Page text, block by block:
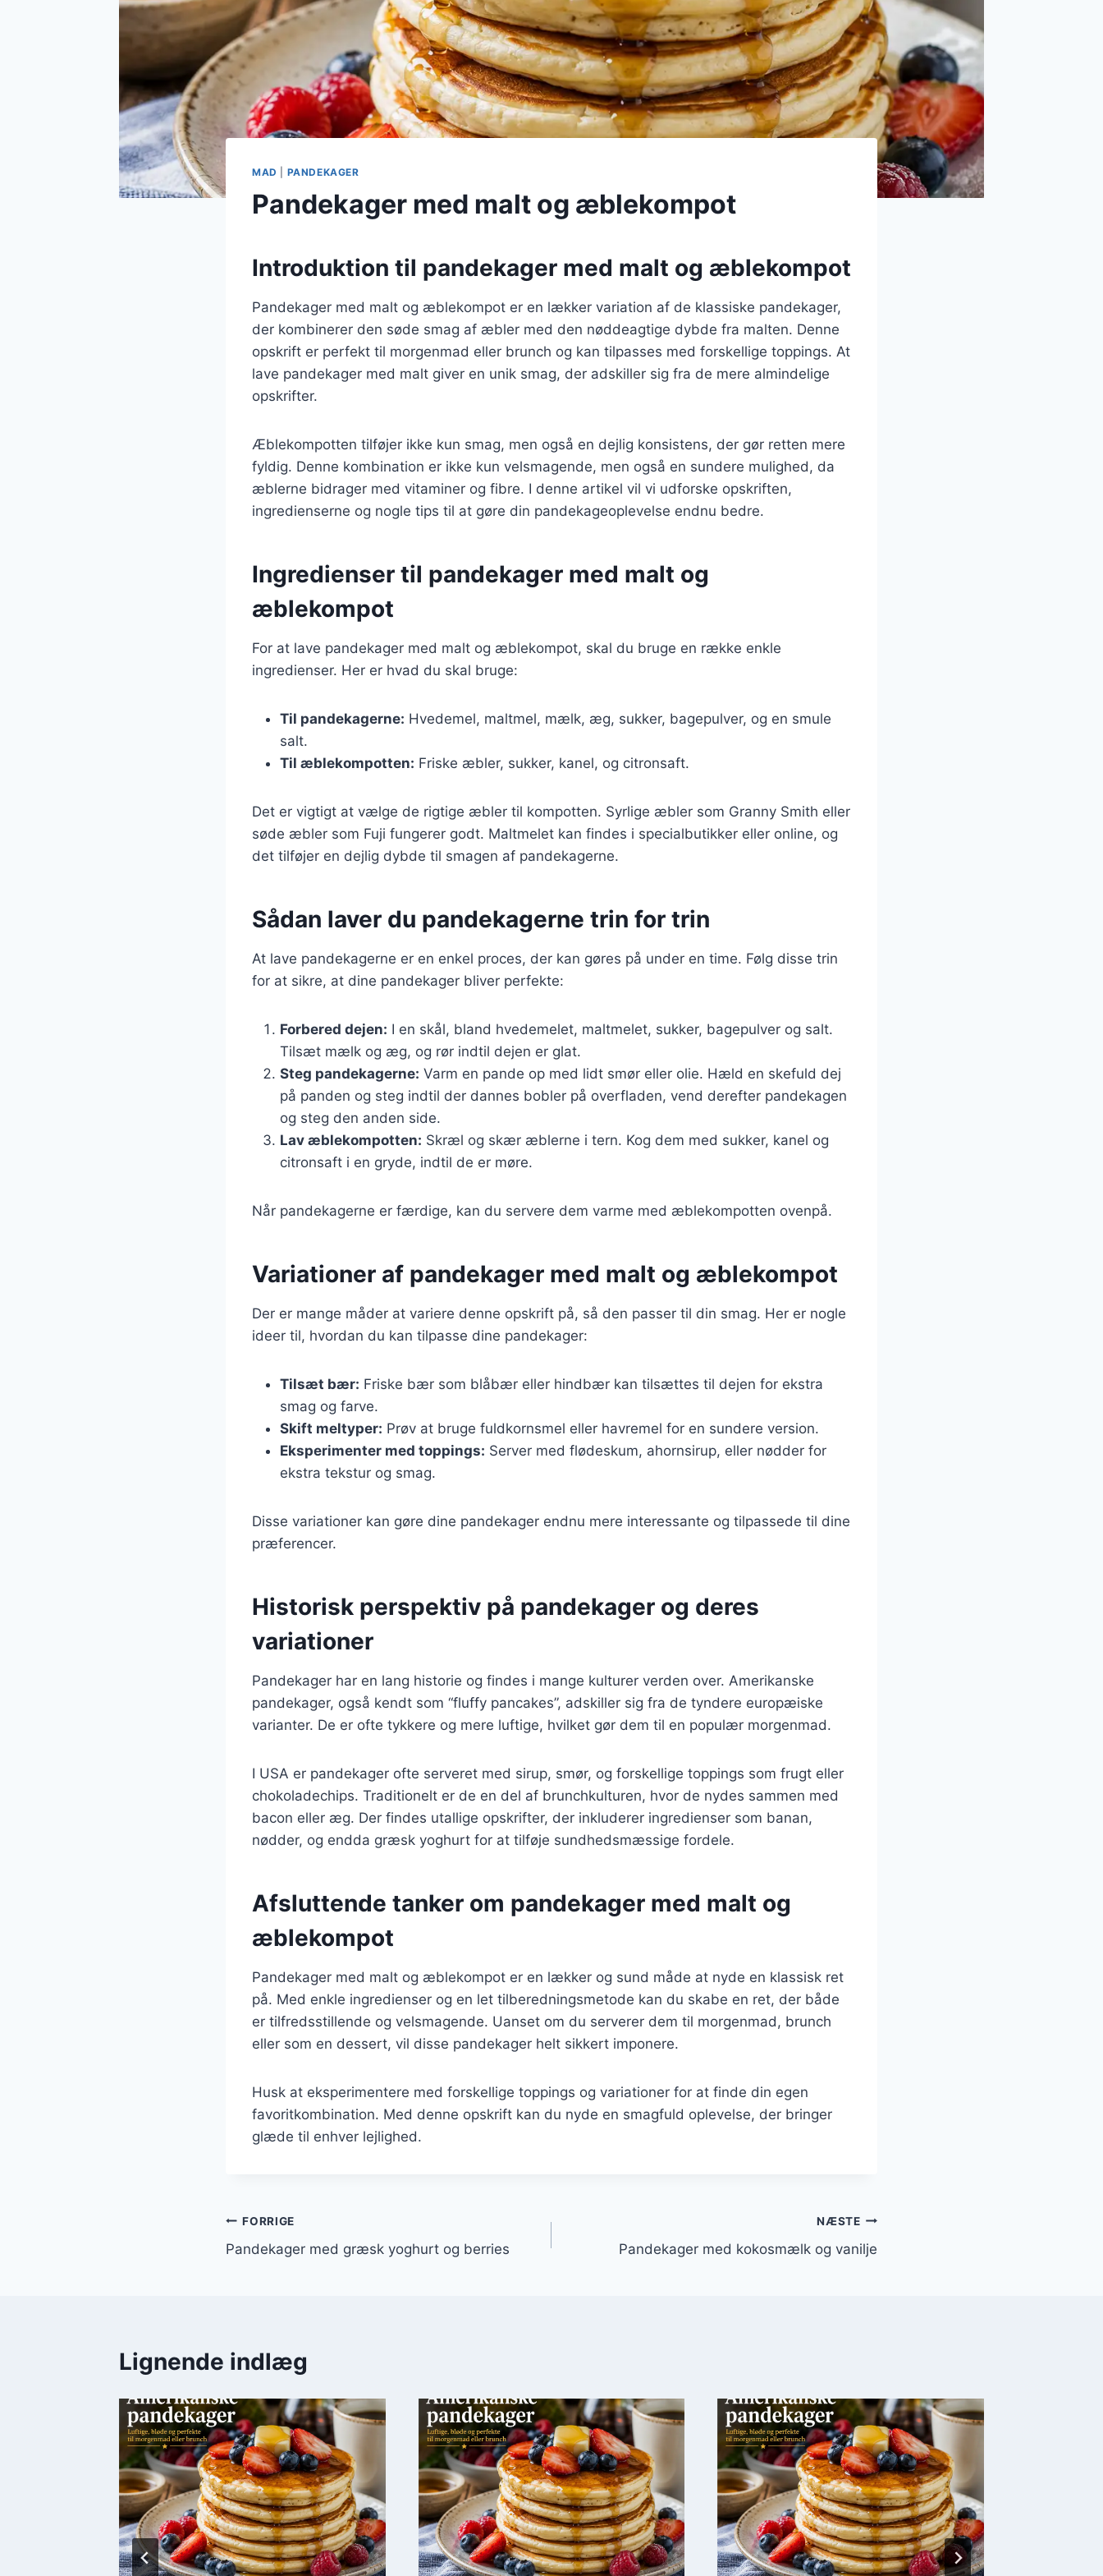
MAD PANDEKAGER
Pandekager med malt og æblekompot
Introduktion til pandekager med malt og æblekompot
Pandekager med malt og æblekompot er en lækker variation af de klassiske pandekager,
der kombinerer den søde smag af æbler med den nøddeagtige dybde fra malten. Denne
opskrift er perfekt til morgenmad eller brunch og kan tilpasses med forskellige toppings. At
lave pandekager med malt giver en unik smag, der adskiller sig fra de mere almindelige
opskrifter.
Æblekompotten tilføjer ikke kun smag, men også en dejlig konsistens, der gør retten mere
fyldig. Denne kombination er ikke kun velsmagende, men også en sundere mulighed, da
æblerne bidrager med vitaminer og fibre. I denne artikel vil vi udforske opskriften,
ingredienserne og nogle tips til at gøre din pandekageoplevelse endnu bedre.
Ingredienser til pandekager med malt og
æblekompot
For at lave pandekager med malt og æblekompot, skal du bruge en række enkle
ingredienser. Her er hvad du skal bruge:
Til pandekagerne: Hvedemel, maltmel, mælk, æg, sukker, bagepulver, og en smule
salt.
Til æblekompotten: Friske æbler, sukker, kanel, og citronsaft.
Det er vigtigt at vælge de rigtige æbler til kompotten. Syrlige æbler som Granny Smith eller
søde æbler som Fuji fungerer godt. Maltmelet kan findes i specialbutikker eller online, og
det tilføjer en dejlig dybde til smagen af pandekagerne.
Sådan laver du pandekagerne trin for trin
At lave pandekagerne er en enkel proces, der kan gøres på under en time. Følg disse trin
for at sikre, at dine pandekager bliver perfekte:
Forbered dejen: I en skål, bland hvedemelet, maltmelet, sukker, bagepulver og salt.
Tilsæt mælk og æg, og rør indtil dejen er glat.
Steg pandekagerne: Varm en pande op med lidt smør eller olie. Hæld en skefuld dej
på panden og steg indtil der dannes bobler på overfladen, vend derefter pandekagen
og steg den anden side.
Lav æblekompotten: Skræl og skær æblerne i tern. Kog dem med sukker, kanel og
citronsaft i en gryde, indtil de er møre.
Når pandekagerne er færdige, kan du servere dem varme med æblekompotten ovenpå.
Variationer af pandekager med malt og æblekompot
Der er mange måder at variere denne opskrift på, så den passer til din smag. Her er nogle
ideer til, hvordan du kan tilpasse dine pandekager:
Tilsæt bær: Friske bær som blåbær eller hindbær kan tilsættes til dejen for ekstra
smag og farve.
Skift meltyper: Prøv at bruge fuldkornsmel eller havremel for en sundere version.
Eksperimenter med toppings: Server med flødeskum, ahornsirup, eller nødder for
ekstra tekstur og smag.
Disse variationer kan gøre dine pandekager endnu mere interessante og tilpassede til dine
præferencer.
Historisk perspektiv på pandekager og deres
variationer
Pandekager har en lang historie og findes i mange kulturer verden over. Amerikanske
pandekager, også kendt som “fluffy pancakes”, adskiller sig fra de tyndere europæiske
varianter. De er ofte tykkere og mere luftige, hvilket gør dem til en populær morgenmad.
I USA er pandekager ofte serveret med sirup, smør, og forskellige toppings som frugt eller
chokoladechips. Traditionelt er de en del af brunchkulturen, hvor de nydes sammen med
bacon eller æg. Der findes utallige opskrifter, der inkluderer ingredienser som banan,
nødder, og endda græsk yoghurt for at tilføje sundhedsmæssige fordele.
Afsluttende tanker om pandekager med malt og
æblekompot
Pandekager med malt og æblekompot er en lækker og sund måde at nyde en klassisk ret
på. Med enkle ingredienser og en let tilberedningsmetode kan du skabe en ret, der både
er tilfredsstillende og velsmagende. Uanset om du serverer dem til morgenmad, brunch
eller som en dessert, vil disse pandekager helt sikkert imponere.
Husk at eksperimentere med forskellige toppings og variationer for at finde din egen
favoritkombination. Med denne opskrift kan du nyde en smagfuld oplevelse, der bringer
glæde til enhver lejlighed.
Indlægsnavigation
FORRIGE
Pandekager med græsk yoghurt og berries
NÆSTE
Pandekager med kokosmælk og vanilje
Lignende indlæg